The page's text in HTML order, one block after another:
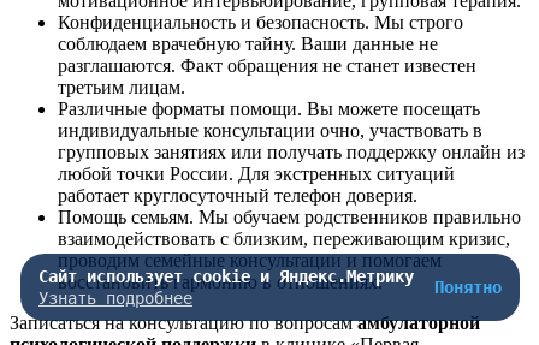
Конфиденциальность и безопасность. Мы строго
соблюдаем врачебную тайну. Ваши данные не
разглашаются. Факт обращения не станет известен
третьим лицам.
Различные форматы помощи. Вы можете посещать
индивидуальные консультации очно, участвовать в
групповых занятиях или получать поддержку онлайн из
любой точки России. Для экстренных ситуаций
работает круглосуточный телефон доверия.
Помощь семьям. Мы обучаем родственников правильно
взаимодействовать с близким, переживающим кризис,
проводим семейные консультации и помогаем
восстановить гармонию в отношениях.
Записаться на консультацию по вопросамамбулаторной
Сайт использует cookie и Яндекс.Метрику
Узнать подробнее
Понятно